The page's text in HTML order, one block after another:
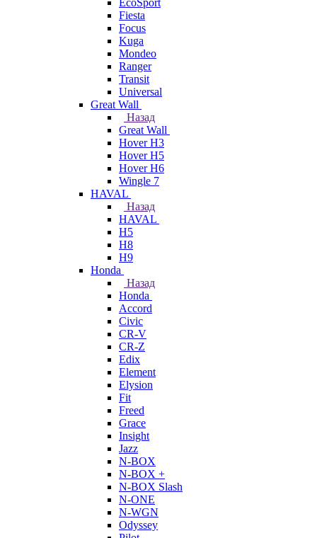
EcoSport
Fiesta
Focus
Kuga
Mondeo
Ranger
Transit
Universal
Great Wall
Назад
Great Wall
Hover H3
Hover H5
Hover H6
Wingle 7
HAVAL
Назад
HAVAL
H5
H8
H9
Honda
Назад
Honda
Accord
Civic
CR-V
CR-Z
Edix
Element
Elysion
Fit
Freed
Grace
Insight
Jazz
N-BOX
N-BOX +
N-BOX Slash
N-ONE
N-WGN
Odyssey